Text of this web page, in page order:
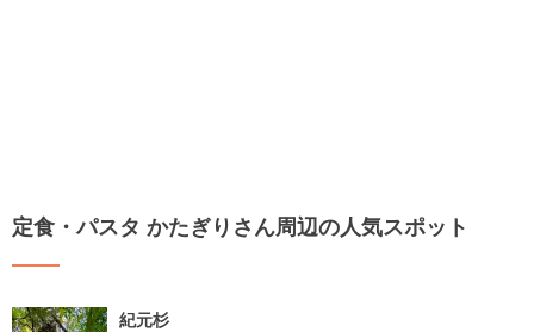
定食・パスタ かたぎりさん周辺の人気スポット
紀元杉